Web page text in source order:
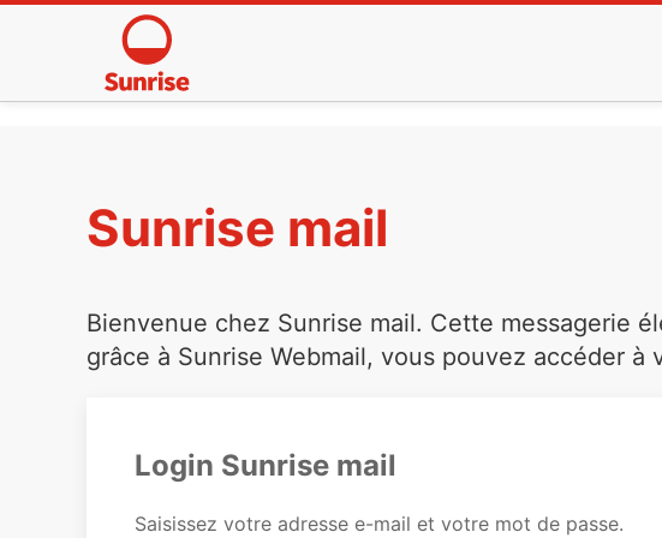
Sunrise mail
Bienvenue chez Sunrise mail. Cette messagerie
grâce à Sunrise Webmail, vous pouvez accéder à
Login Sunrise mail
Saisissez votre adresse e-mail et votre mot de passe.